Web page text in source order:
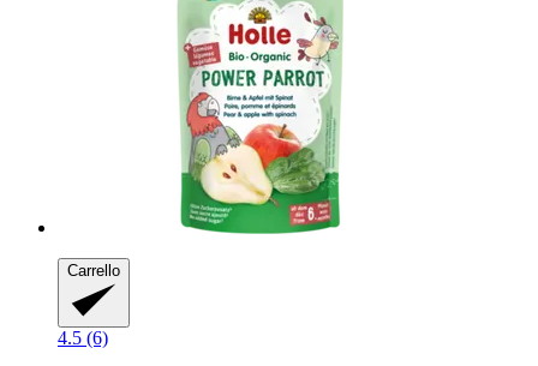
Carrello
4.5 (6)